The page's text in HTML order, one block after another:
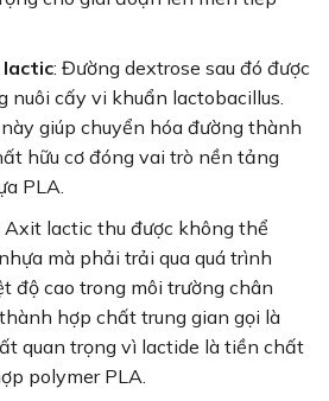
: Đường dextrose sau đó được
nuôi cấy vi khuẩn lactobacillus.
giúp chuyển hóa đường thành
hữu cơ đóng vai trò nền tảng
PLA.
Axit lactic thu được không thể
mà phải trải qua quá trình
độ cao trong môi trường chân
hợp chất trung gian gọi là
quan trọng vì lactide là tiền chất
polymer PLA.